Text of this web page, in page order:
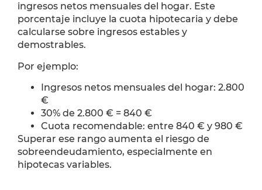
ingresos netos mensuales del hogar. Este
porcentaje incluye la cuota hipotecaria y debe
calcularse sobre ingresos estables y
demostrables.
Por ejemplo:
Ingresos netos mensuales del hogar: 2.800
€
30% de 2.800 € = 840 €
Cuota recomendable: entre 840 € y 980 €
Superar ese rango aumenta el riesgo de
sobreendeudamiento, especialmente en
hipotecas variables.